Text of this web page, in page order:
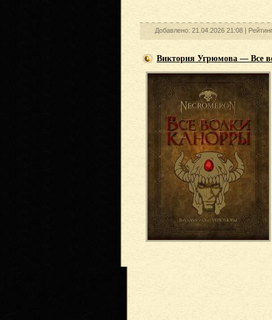
Добавлено: 21.04.2026 21:08 |
Виктория Угрюмова — Все